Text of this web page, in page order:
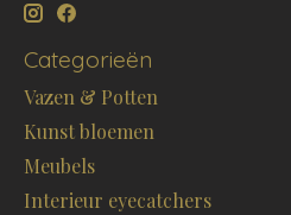
Categorieën
Vazen & Potten
Kunst bloemen
Meubels
Interieur eyecatchers